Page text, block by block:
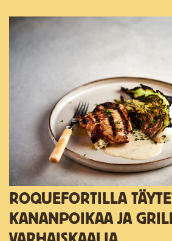
ROQUEFORTILLA
KANANPOIKAA JA